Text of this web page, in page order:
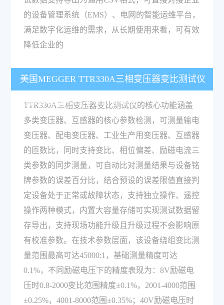
的设备管理系统（EMS）、电网的智能运维平台，
满足数字化运维的需求，从长期使用来看，可有效
降低企业的
美国MEGGER TTR330A三相变压器变比测试仪
的核心功能和技术参数有哪些？
TTR330A三相变压器变比测试仪的核心功能涵盖
多类变压器、互感器的核心参数检测，可测量输电
变压器、配电变压器、工业生产用变压器、互感器
的匝数比，同时支持变比、相位偏差、励磁电流三
类参数的同步测量，可自动比对测量结果与设备铭
牌参数的误差百分比，结合预设的误差限值直接判
定设备处于正常或故障状态，支持独立操作、遥控
操作两种模式，内置大容量存储可实现测试数据留
存导出，支持现场功能升级且升级过程不会影响原
有校准参数。在技术参数层面，该设备绕组变比测
量范围最高可达45000:1，基础测量精度可达
0.1%，不同励磁电压下的精度表现为：8V励磁电
压时0.8-2000变比范围精度±0.1%，2001-4000范围
±0.25%，4001-8000范围±0.35%；40V励磁电压时